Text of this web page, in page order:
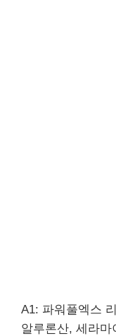
A1: 파워풀엑스
알루론산, 세라